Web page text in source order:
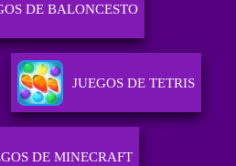
DE BALONCESTO
JUEGOS DE TETRIS
DE MINECRAFT